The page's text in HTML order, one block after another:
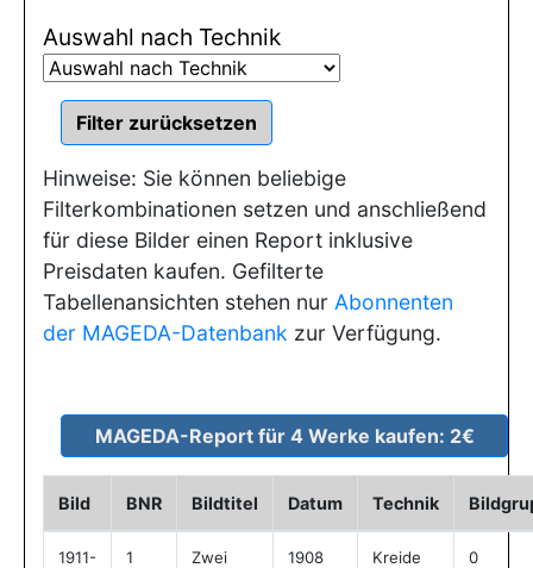
Auswahl nach Technik
Hinweise: Sie können beliebige
Filterkombinationen setzen und anschließend
für diese Bilder einen Report inklusive
Preisdaten kaufen. Gefilterte
Tabellenansichten stehen nur Abonnenten
der MAGEDA-Datenbank zur Verfügung.
Bild BNR Bildtitel Datum Technik
1911-
1
Zwei
1908 Kreide 0